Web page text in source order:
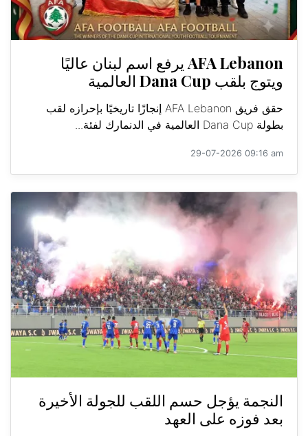
AFA Lebanon يرفع اسم لبنان عاليًا
ويتوج بلقب Dana Cup العالمية
حقق فريق AFA Lebanon إنجازًا تاريخيًا بإحرازه لقب
بطولة Dana Cup العالمية في الدنمارك لفئة...
29-07-2026 09:16 am
النجمة يؤجل حسم اللقب للجولة الأخيرة
بعد فوزه على العهد